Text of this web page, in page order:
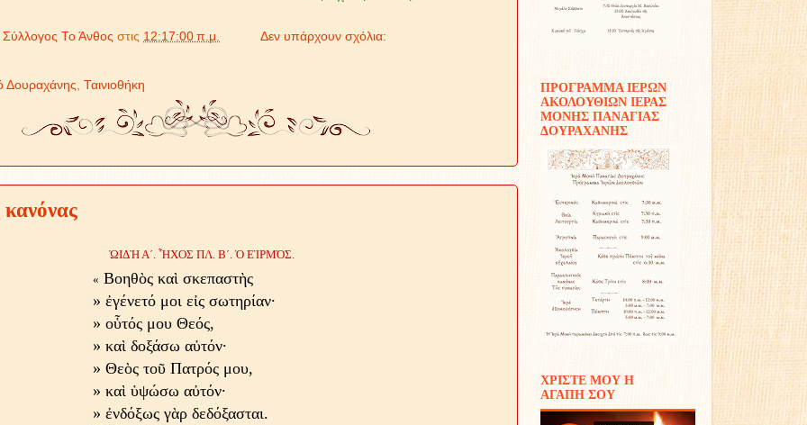
Σύλλογος Το Άνθος στις 12:17:00 π.μ. Δεν υπάρχουν σχόλια:
Δουραχάνης Ταινιοθήκη
ὨΙΔῊ Α´. ἮΧΟΣ ΠΛ. Β´. Ὁ ΕἹΡΜΌΣ.
« Βοηθὸς καὶ σκεπαστὴς
» ἐγένετό μοι εἰς σωτηρίαν·
» οὗτός μου Θεός,
» καὶ δοξάσω αὐτόν·
» Θεὸς τοῦ Πατρός μου,
» καὶ ὑψώσω αὐτόν·
» ἐνδόξως γὰρ δεδόξασται.
ΠΡΟΓΡΑΜΜΑ ΙΕΡΩΝ
ΑΚΟΛΟΥΘΙΩΝ ΙΕΡΑΣ
ΜΟΝΗΣ ΠΑΝΑΓΙΑΣ
ΔΟΥΡΑΧΑΝΗΣ
ΧΡΙΣΤΕ ΜΟΥ Η
ΑΓΑΠΗ ΣΟΥ